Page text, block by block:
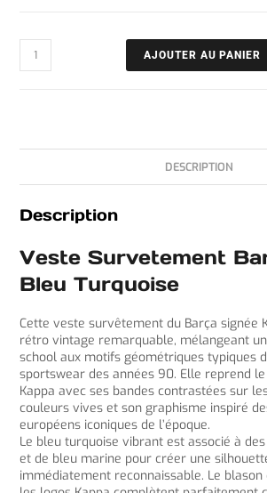
AJOUTER AU PANIER
DESCRIPTION
Description
Veste Survetement
Bleu Turquoise
Cette veste survêtement du Barça signée
rétro vintage remarquable, mélangeant
school aux motifs géométriques typiques
sportswear des années 90. Elle reprend
Kappa avec ses bandes contrastées sur
couleurs vives et son graphisme inspiré
européens iconiques de l’époque.
Le bleu turquoise vibrant est associé à
et de bleu marine pour créer une
immédiatement reconnaissable. Le blason